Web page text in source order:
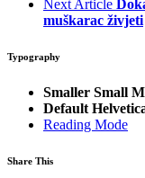
Next Article
muškarac živjeti
Typography
Smaller Small
Default
Reading Mode
Share This